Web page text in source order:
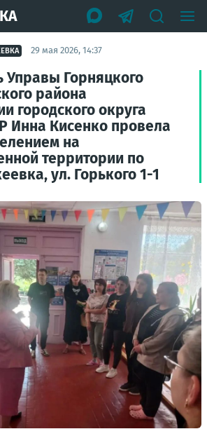
29 мая 2026, 14:37
Управы Горняцкого
района
городского округа
Инна Кисенко провела
на
территории по
ул. Горького 1-1